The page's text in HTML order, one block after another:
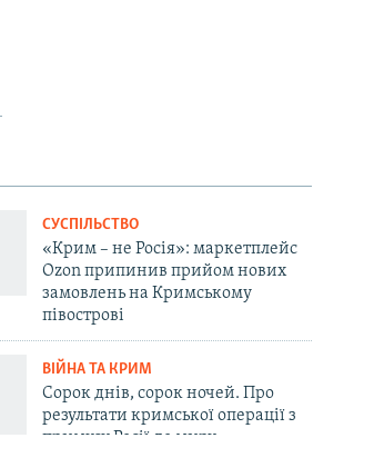
СУСПІЛЬСТВО
«Крим – не Росія»: маркетплейс
Ozon припинив прийом нових
замовлень на Кримському
півострові
ВІЙНА ТА КРИМ
Сорок днів, сорок ночей. Про
результати кримської операції з
примусу Росії до миру